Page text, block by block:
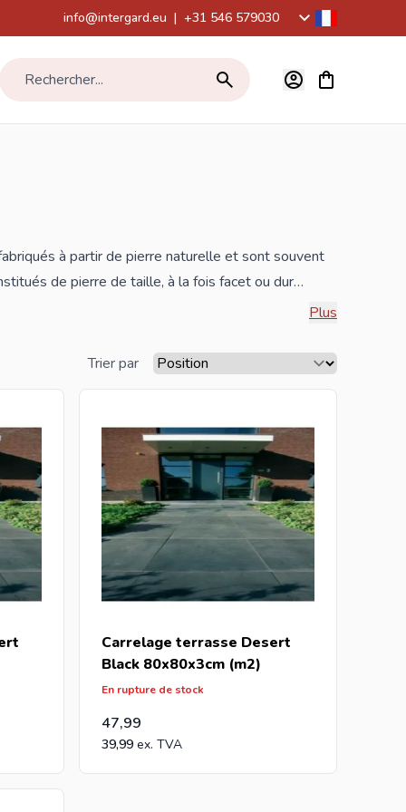
info@intergard.eu | +31 546 579030
Voir le
à partir de pierre naturelle et sont souvent
de pierre de taille, à la fois facet ou dur
et la largeur de ce que vous souhaitez paver
envoyez votre demande àinfo@intergard.eu
Plus
Trier par
Carrelage terrasse Desert
Black 80x80x3cm (m2)
En rupture de stock
47,99
39,99